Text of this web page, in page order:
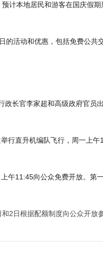
计本地居民和游客在国庆假
的活动和优惠，包括免费公共
长官李家超和高级政府官员
行直升机编队飞行，周一上
午11:45向公众免费开放。第
和2日根据配额制度向公众开放